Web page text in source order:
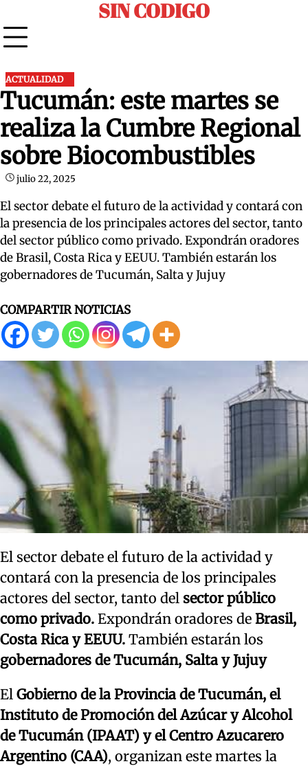
to
content
SIN CODIGO
ACTUALIDAD
Tucumán: este martes se
realiza la Cumbre Regional
sobre Biocombustibles
julio 22, 2025
El sector debate el futuro de la actividad y contará con
la presencia de los principales actores del sector, tanto
del sector público como privado. Expondrán oradores
de Brasil, Costa Rica y EEUU. También estarán los
gobernadores de Tucumán, Salta y Jujuy
COMPARTIR NOTICIAS
El sector debate el futuro de la actividad y
contará con la presencia de los principales
actores del sector, tanto del sector público
como privado. Expondrán oradores de Brasil,
Costa Rica y EEUU. También estarán los
gobernadores de Tucumán, Salta y Jujuy
El Gobierno de la Provincia de Tucumán, el
Instituto de Promoción del Azúcar y Alcohol
de Tucumán (IPAAT) y el Centro Azucarero
Argentino (CAA), organizan este martes la